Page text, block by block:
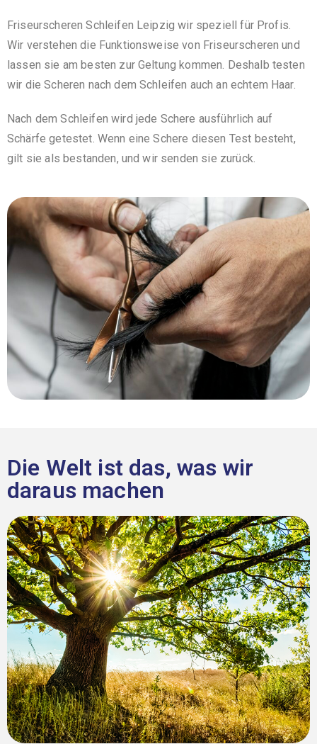
Friseurscheren Schleifen Leipzig wir speziell für Profis.
Wir verstehen die Funktionsweise von Friseurscheren und
lassen sie am besten zur Geltung kommen. Deshalb testen
wir die Scheren nach dem Schleifen auch an echtem Haar.
Nach dem Schleifen wird jede Schere ausführlich auf
Schärfe getestet. Wenn eine Schere diesen Test besteht,
gilt sie als bestanden, und wir senden sie zurück.
Die Welt ist das, was wir
daraus machen